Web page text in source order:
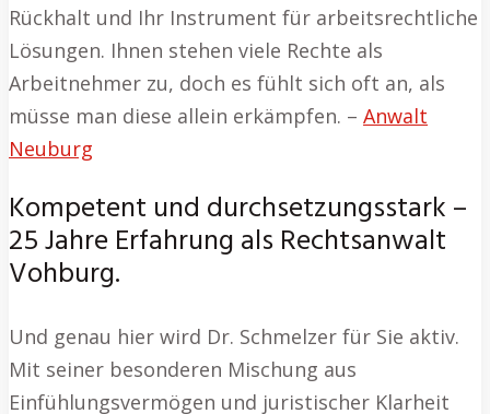
Rückhalt und Ihr Instrument für arbeitsrechtliche
Lösungen. Ihnen stehen viele Rechte als
Arbeitnehmer zu, doch es fühlt sich oft an, als
müsse man diese allein erkämpfen. – Anwalt
Neuburg
Kompetent und durchsetzungsstark –
25 Jahre Erfahrung als Rechtsanwalt
Vohburg.
Und genau hier wird Dr. Schmelzer für Sie aktiv.
Mit seiner besonderen Mischung aus
Einfühlungsvermögen und juristischer Klarheit